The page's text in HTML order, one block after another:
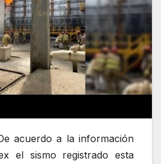
acuerdo a la información
el sismo registrado esta